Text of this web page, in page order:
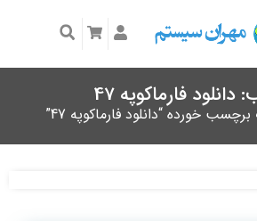
فارماکوپه 47
خورده “دانلود فارماکوپه 47”